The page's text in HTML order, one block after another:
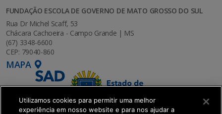
FUNDAÇÃO ESCOLA DE GOVERNO DE MATO GROSSO DO SUL
Rua Dr Michel Scaff, 53
Chácara Cachoeira - Campo Grande | MS
(67) 3348-6600
CEP: 79040-860
MAPA
Utilizamos cookies para permitir uma melhor
experiência em nosso website e para nos ajudar a